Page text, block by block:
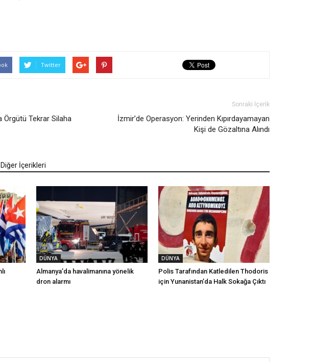
Twitter
Örgütü Tekrar Silaha
Sonraki İçerik
İzmir’de Operasyon: Yerinden Kıpırdayamayan
Kişi de Gözaltına Alındı
İçerikleri
DÜNYA
Almanya’da havalimanına yönelik
dron alarmı
DÜNYA
Polis Tarafından Katledilen Thodoris
için Yunanistan’da Halk Sokağa Çıktı